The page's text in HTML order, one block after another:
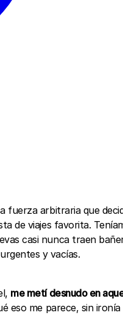
arbitraria que
de viajes favorita.
casi nunca traen
y vacías.
me metí desnudo en
eso me parece, sin